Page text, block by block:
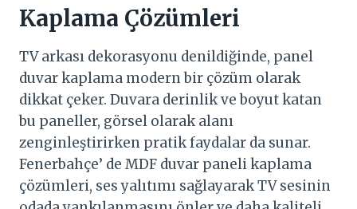
Kaplama Çözümleri
TV arkası dekorasyonu denildiğinde, panel
duvar kaplama modern bir çözüm olarak
dikkat çeker. Duvara derinlik ve boyut katan
bu paneller, görsel olarak alanı
zenginleştirirken pratik faydalar da sunar.
Fenerbahçe’ de MDF duvar paneli kaplama
çözümleri, ses yalıtımı sağlayarak TV sesinin